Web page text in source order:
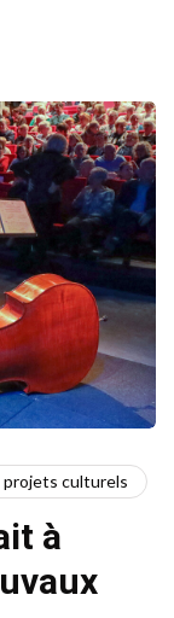
projets culturels
à